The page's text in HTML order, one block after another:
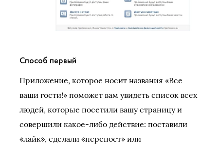
Способ первый
Приложение, которое носит названия «Все
ваши гости!» поможет вам увидеть список всех
людей, которые посетили вашу страницу и
совершили какое-либо действие: поставили
«лайк», сделали «перепост» или